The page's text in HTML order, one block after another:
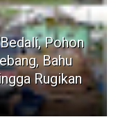
Pohon
Bahu
Rugikan